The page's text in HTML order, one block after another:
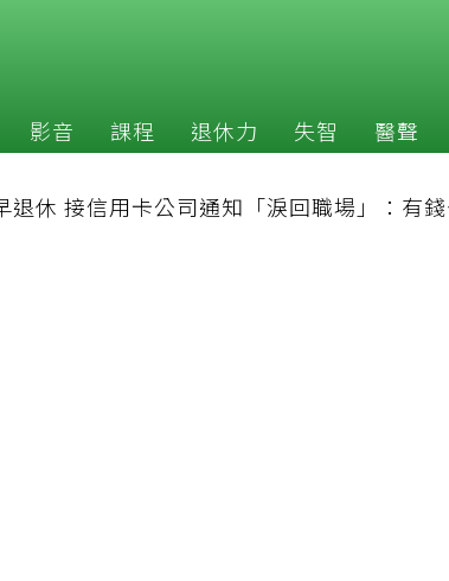
影音 課程 退休力 失智 醫聲
退休 接信用卡公司通知「淚回職場」：有